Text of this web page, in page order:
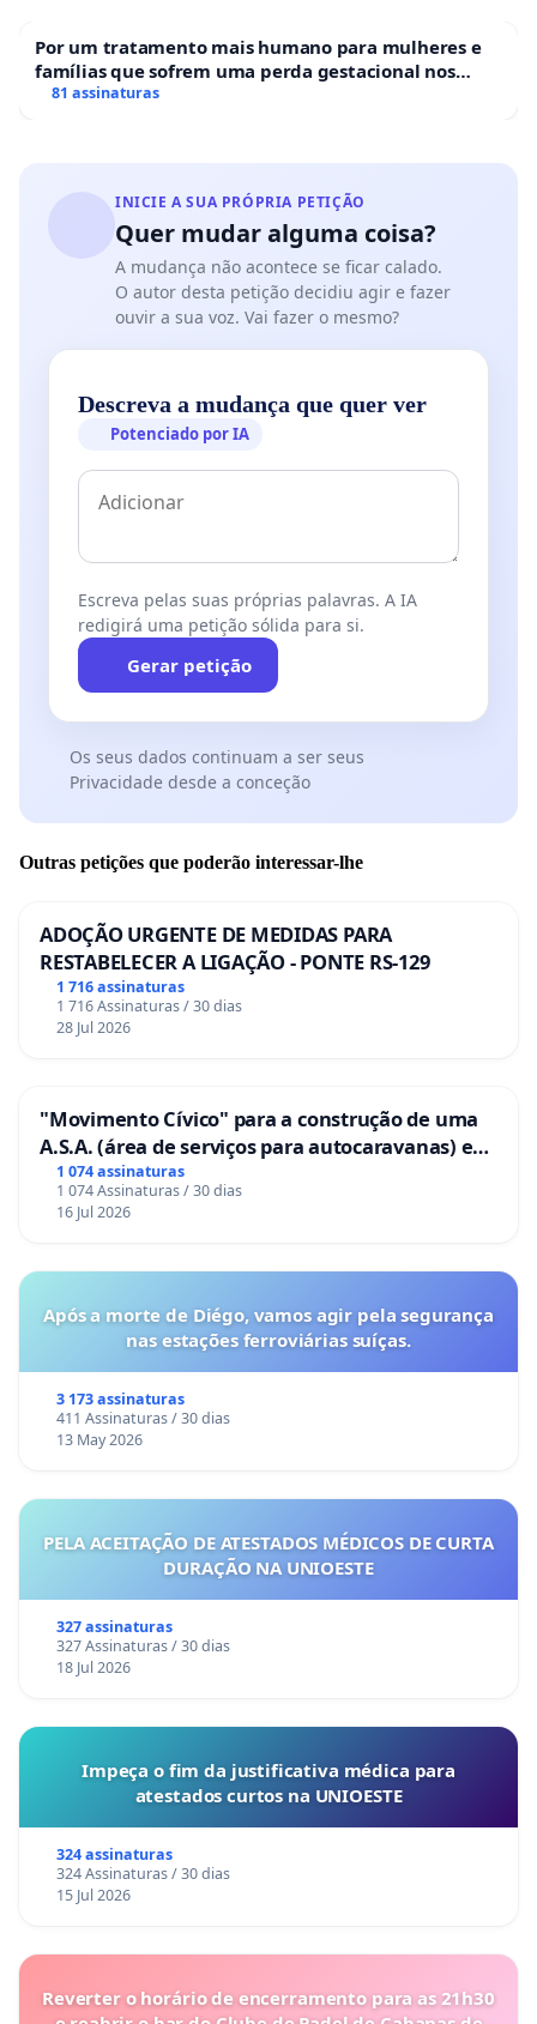
Por um tratamento mais humano para mulheres e
famílias que sofrem uma perda gestacional nos
hospitais portugueses
81 assinaturas
INICIE A SUA PRÓPRIA PETIÇÃO
Quer mudar alguma coisa?
A mudança não acontece se ficar calado.
O autor desta petição decidiu agir e fazer
ouvir a sua voz. Vai fazer o mesmo?
Descreva a mudança que quer ver
Potenciado por IA
Escreva pelas suas próprias palavras. A IA
redigirá uma petição sólida para si.
Gerar petição
Os seus dados continuam a ser seus
Privacidade desde a conceção
Outras petições que poderão interessar-lhe
ADOÇÃO URGENTE DE MEDIDAS PARA
RESTABELECER A LIGAÇÃO - PONTE RS-129
1 716 assinaturas
1 716 Assinaturas / 30 dias
28 Jul 2026
"Movimento Cívico" para a construção de uma
A.S.A. (área de serviços para autocaravanas) em
Coimbra
1 074 assinaturas
1 074 Assinaturas / 30 dias
16 Jul 2026
Após a morte de Diégo, vamos agir pela segurança
nas estações ferroviárias suíças.
3 173 assinaturas
411 Assinaturas / 30 dias
13 May 2026
PELA ACEITAÇÃO DE ATESTADOS MÉDICOS DE CURTA
DURAÇÃO NA UNIOESTE
327 assinaturas
327 Assinaturas / 30 dias
18 Jul 2026
Impeça o fim da justificativa médica para
atestados curtos na UNIOESTE
324 assinaturas
324 Assinaturas / 30 dias
15 Jul 2026
Reverter o horário de encerramento para as 21h30